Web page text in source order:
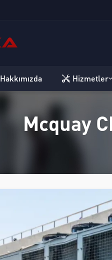
Hakkımızda Hizmetler
Mcquay